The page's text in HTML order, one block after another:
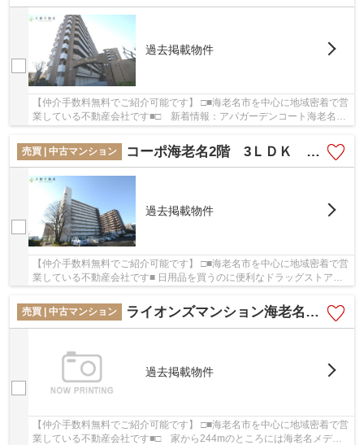
過去掲載物件
【仲介手数料無料でご紹介可能です】 □■海老名市を中心に地域密着で営
業している不動産会社です■□ 新着情報：アパガーデンコート海老名
リフォーム済み 【仲介手数料無料】の空室情...
売買 | 中古マンション
コーポ海老名2階 3ＬＤＫ リフォーム済み住戸【仲介手数料無料】
過去掲載物件
【仲介手数料無料でご紹介可能です】 □■海老名市を中心に地域密着で営
業している不動産会社です■ 日用品を買うのに便利なドラッグストアス
売買 | 中古マンション
ライオンズマンション海老名第3 7階３LDK リフォーム済【仲介手数料無料】み
過去掲載物件
【仲介手数料無料でご紹介可能です】 □■海老名市を中心に地域密着で営
業している不動産会社です■□ 家から244mのところには海老名メディ